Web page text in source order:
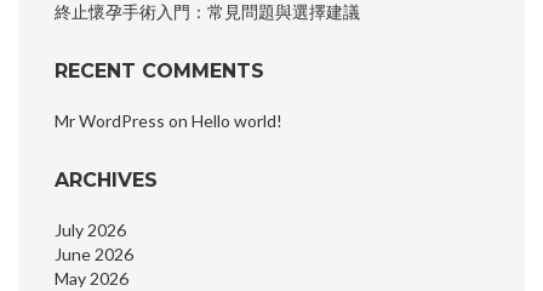
終止懷孕手術入門：常見問題與選擇建議
RECENT COMMENTS
Mr WordPress on Hello world!
ARCHIVES
July 2026
June 2026
May 2026